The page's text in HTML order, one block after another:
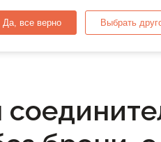
Да, все верно Выбрать